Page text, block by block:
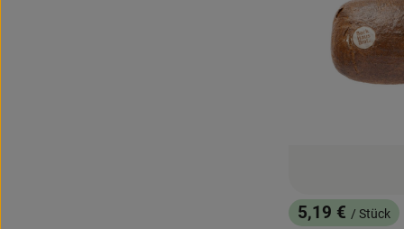
, Preis:
5,19 € / Stück